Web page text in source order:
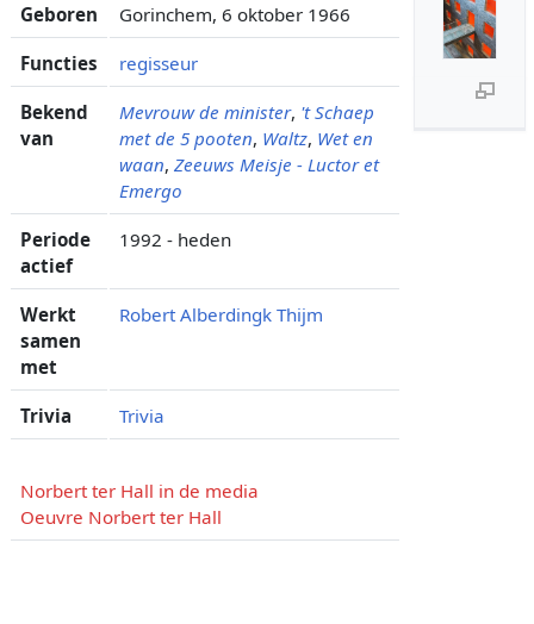
Geboren Gorinchem, 6 oktober 1966
Functies regisseur
Bekend
van
Mevrouw de minister, 't Schaep
met de 5 pooten, Waltz, Wet en
waan, Zeeuws Meisje - Luctor et
Emergo
Periode
actief
1992 - heden
Werkt
samen
met
Robert Alberdingk Thijm
Trivia Trivia
Norbert ter Hall in de media
Oeuvre Norbert ter Hall